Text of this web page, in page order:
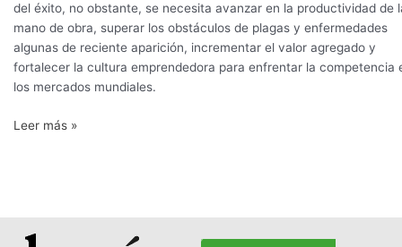
del éxito, no obstante, se necesita avanzar en la productividad de
mano de obra, superar los obstáculos de plagas y enfermedades
algunas de reciente aparición, incrementar el valor agregado y
fortalecer la cultura emprendedora para enfrentar la competencia
los mercados mundiales.
Leer más »